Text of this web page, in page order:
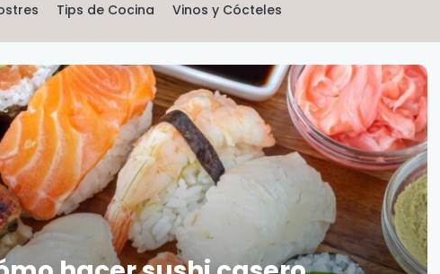
Tips de Cocina Vinos y Cócteles